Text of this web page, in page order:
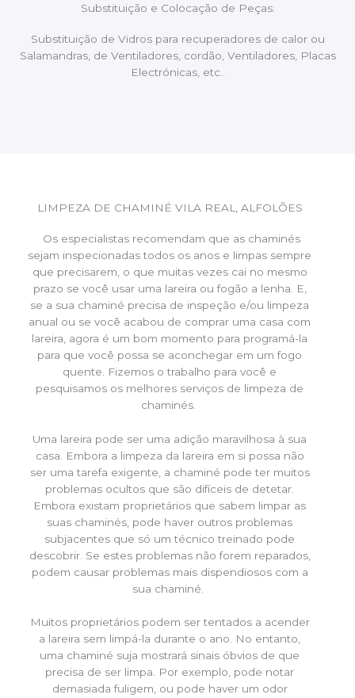
Substituição e Colocação de Peças:
Substituição de Vidros para recuperadores de calor ou
Salamandras, de Ventiladores, cordão, Ventiladores, Placas
Electrónicas, etc..
LIMPEZA DE CHAMINÉ VILA REAL, ALFOLÕES
Os especialistas recomendam que as chaminés
sejam inspecionadas todos os anos e limpas sempre
que precisarem, o que muitas vezes cai no mesmo
prazo se você usar uma lareira ou fogão a lenha. E,
se a sua chaminé precisa de inspeção e/ou limpeza
anual ou se você acabou de comprar uma casa com
lareira, agora é um bom momento para programá-la
para que você possa se aconchegar em um fogo
quente. Fizemos o trabalho para você e
pesquisamos os melhores serviços de limpeza de
chaminés.
Uma lareira pode ser uma adição maravilhosa à sua
casa. Embora a limpeza da lareira em si possa não
ser uma tarefa exigente, a chaminé pode ter muitos
problemas ocultos que são difíceis de detetar.
Embora existam proprietários que sabem limpar as
suas chaminés, pode haver outros problemas
subjacentes que só um técnico treinado pode
descobrir. Se estes problemas não forem reparados,
podem causar problemas mais dispendiosos com a
sua chaminé.
Muitos proprietários podem ser tentados a acender
a lareira sem limpá-la durante o ano. No entanto,
uma chaminé suja mostrará sinais óbvios de que
precisa de ser limpa. Por exemplo, pode notar
demasiada fuligem, ou pode haver um odor